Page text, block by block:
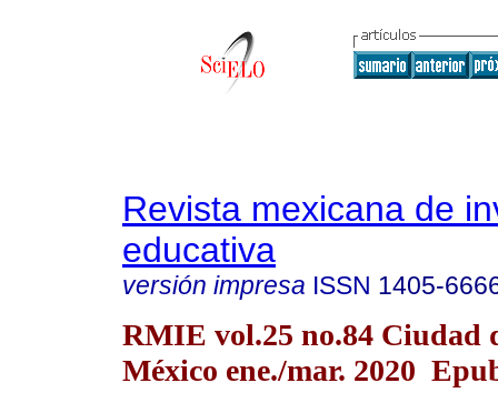
Revista mexicana de
educativa
versión impresa ISSN 1405-
RMIE vol.25 no.84 Ciudad
México ene./mar. 2020